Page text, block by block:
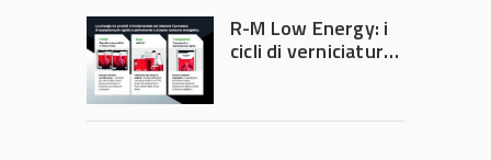
diventa ingegneria
di precisione
R-M Low Energy: i
cicli di verniciatura
tempi e costi in